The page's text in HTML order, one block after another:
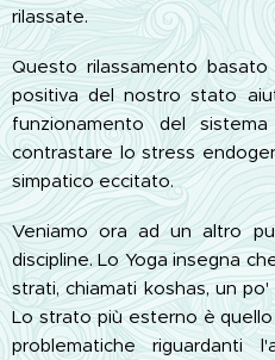
rilassate.
Questo rilassamento
positiva del nostro stato
funzionamento del
contrastare lo stress
simpatico eccitato.
Veniamo ora ad un altro
discipline. Lo Yoga insegna
strati, chiamati koshas, un
Lo strato più esterno è
problematiche riguardanti